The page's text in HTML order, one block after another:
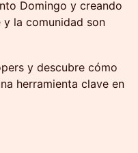
Domingo y creando
la comunidad son
y descubre cómo
herramienta clave en